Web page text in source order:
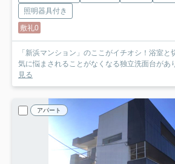
照明器具付き
敷礼0
「新浜マンション」のここがイチオシ！浴室
気に悩まされることがなくなる独立洗面台があ
見る
アパート